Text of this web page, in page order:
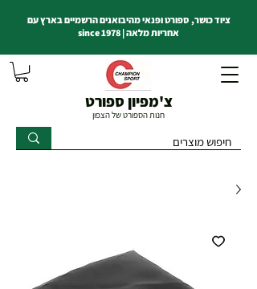
צ'מפיון ספורט
חנות הספורט של הצפון
ציוד כושר, ספורט ופנאי מהיבואנים הרשמיים בארץ עם
אחריות מלאה | since 1978